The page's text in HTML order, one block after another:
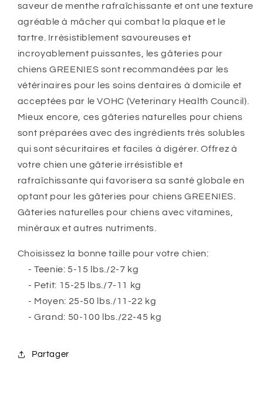
saveur de menthe rafraîchissante et ont une texture
agréable à mâcher qui combat la plaque et le
tartre. Irrésistiblement savoureuses et
incroyablement puissantes, les gâteries pour
chiens GREENIES sont recommandées par les
vétérinaires pour les soins dentaires à domicile et
acceptées par le VOHC (Veterinary Health Council).
Mieux encore, ces gâteries naturelles pour chiens
sont préparées avec des ingrédients très solubles
qui sont sécuritaires et faciles à digérer. Offrez à
votre chien une gâterie irrésistible et
rafraîchissante qui favorisera sa santé globale en
optant pour les gâteries pour chiens GREENIES.
Gâteries naturelles pour chiens avec vitamines,
minéraux et autres nutriments.
Choisissez la bonne taille pour votre chien:
- Teenie: 5-15 lbs./2-7 kg
- Petit: 15-25 lbs./7-11 kg
- Moyen: 25-50 lbs./11-22 kg
- Grand: 50-100 lbs./22-45 kg
Partager